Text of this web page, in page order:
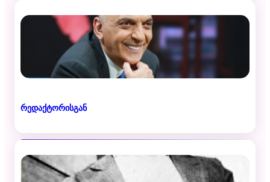
რედაქტორისგან